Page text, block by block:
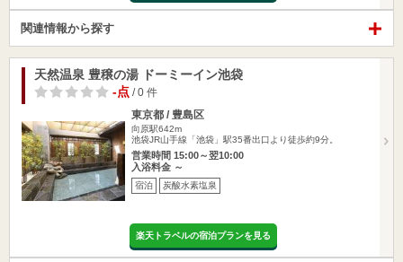
関連情報から探す
天然温泉 豊穣の湯 ドーミーイン池袋
-点 / 0 件
東京都 / 豊島区
向原駅642m
池袋JR山手線「池袋」駅35番出口より徒歩約9分。
営業時間 15:00～翌10:00
入浴料金 ～
宿泊 炭酸水素塩泉
楽天トラベルの宿泊プランを見る